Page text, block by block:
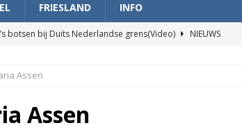
FRIESLAND INFO
botsen bij Duits Nederlandse grens(Video)
NIEUWS
en wagen met stro in de brand in Oosterhesselen(Video)
Assen
Assen